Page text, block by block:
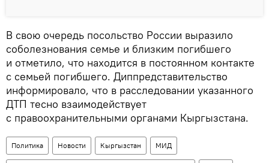
В свою очередь посольство России выразило
соболезнования семье и близким погибшего
и отметило, что находится в постоянном контакте
с семьей погибшего. Диппредставительство
информировало, что в расследовании указанного
ДТП тесно взаимодействует
с правоохранительными органами Кыргызстана.
Политика Новости Кыргызстан МИД